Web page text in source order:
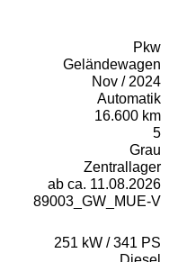
Pkw
Geländewagen
Nov / 2024
Automatik
16.600 km
5
Grau
Zentrallager
ab ca. 11.08.2026
89003_GW_MUE-V
251 kW / 341 PS